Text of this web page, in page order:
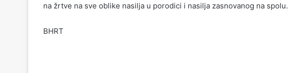
na žrtve na sve oblike nasilja u porodici i nasilja zasnovanog na spolu.
BHRT